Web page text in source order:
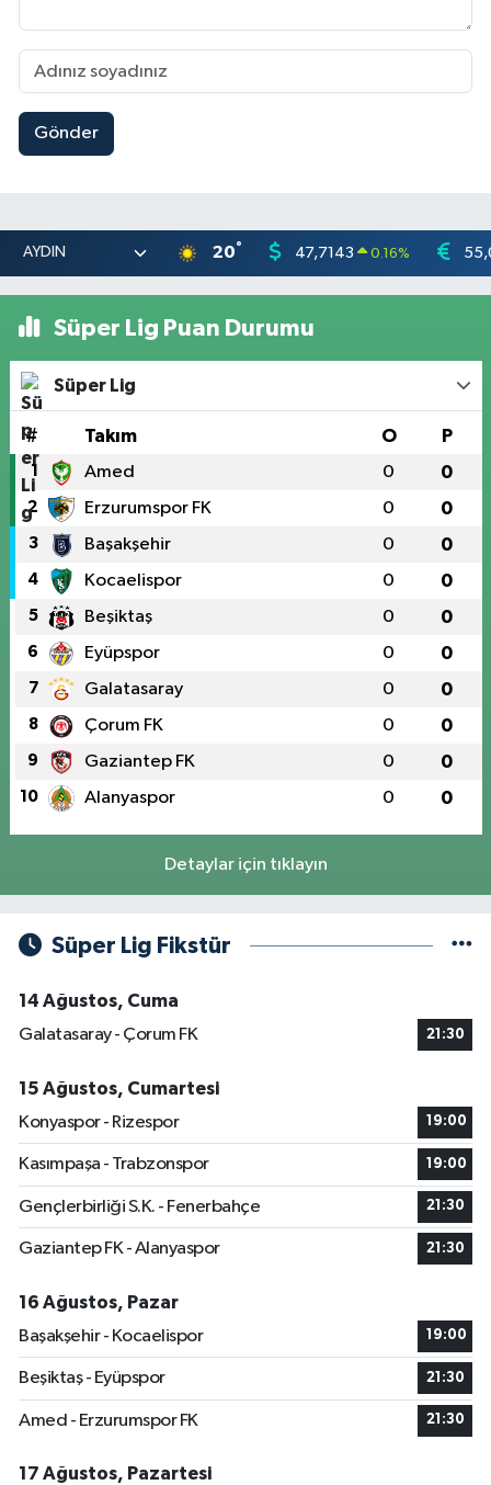
Gönder
20° 47,7143 0.16%
Süper Lig Puan Durumu
Süper Lig
# Takım O P
1 Amed 0 0
2 Erzurumspor FK 0 0
3 Başakşehir 0 0
4 Kocaelispor 0 0
5 Beşiktaş 0 0
6 Eyüpspor 0 0
7 Galatasaray 0 0
8 Çorum FK 0 0
9 Gaziantep FK 0 0
10 Alanyaspor 0 0
Detaylar için tıklayın
Süper Lig Fikstür
14 Ağustos, Cuma
Galatasaray - Çorum FK
21:30
15 Ağustos, Cumartesi
Konyaspor - Rizespor
19:00
Kasımpaşa - Trabzonspor 19:00
Gençlerbirliği S.K. - Fenerbahçe 21:30
Gaziantep FK - Alanyaspor 21:30
16 Ağustos, Pazar
Başakşehir - Kocaelispor
19:00
Beşiktaş - Eyüpspor 21:30
Amed - Erzurumspor FK 21:30
17 Ağustos, Pazartesi